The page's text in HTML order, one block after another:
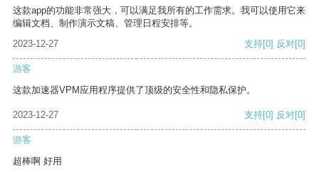
这款app的功能非常强大，可以满足我所有的工作需求。我可以使用它来
编辑文档、制作演示文稿、管理日程安排等。
2023-12-27
支持[0] 反对[0]
游客
这款加速器VPM应用程序提供了顶级的安全性和隐私保护。
2023-12-27 支持[0] 反对[0]
游客
超棒啊 好用